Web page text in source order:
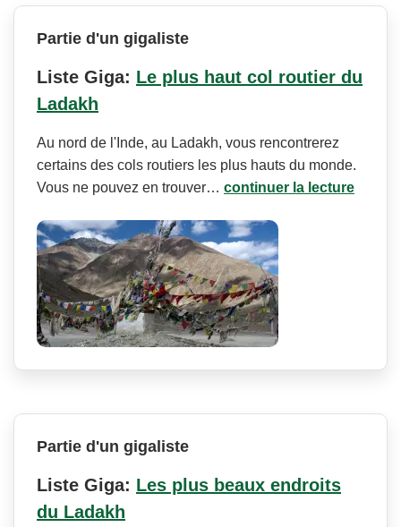
Partie d'un gigaliste
Liste Giga: Le plus haut col routier du
Ladakh
Au nord de l'Inde, au Ladakh, vous rencontrerez
certains des cols routiers les plus hauts du monde.
Vous ne pouvez en trouver… continuer la lecture
Partie d'un gigaliste
Liste Giga: Les plus beaux endroits
du Ladakh